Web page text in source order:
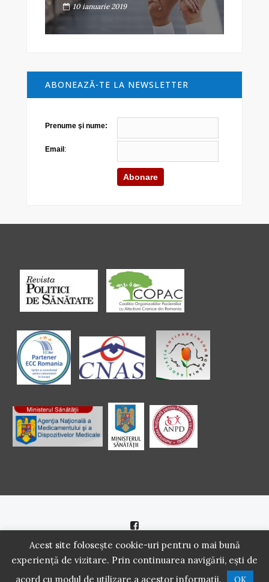
10 ianuarie 2019
ABONEAZĂ-TE LA NEWSLETTER
Prenume şi nume:
Email :
Politică de cookie |Politică de confidenţialitate
2016 - 2021 Copyright. Scoala Pacientilor - QUINN Media SRL.
Acest site folosește cookie-uri pentru o mai bună
experiență de vizitare. Prin continuarea navigării, ești de
acord cu modul de utilizare a acestor informații.
OK